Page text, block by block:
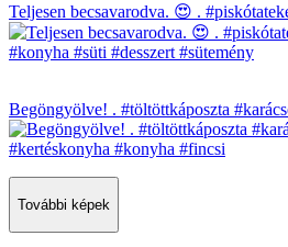
Teljesen becsavarodva. 😍 .
Begöngyölve! . #töltöttkáposzta
További képek